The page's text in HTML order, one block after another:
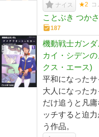
ナイス ★2 コ
ことぶき つかさ
187
機動戦士ガン
カイ・シデン
クス・エース)
平和になった
大人になった
だけ追うと凡
ッチすると迫
う作品。